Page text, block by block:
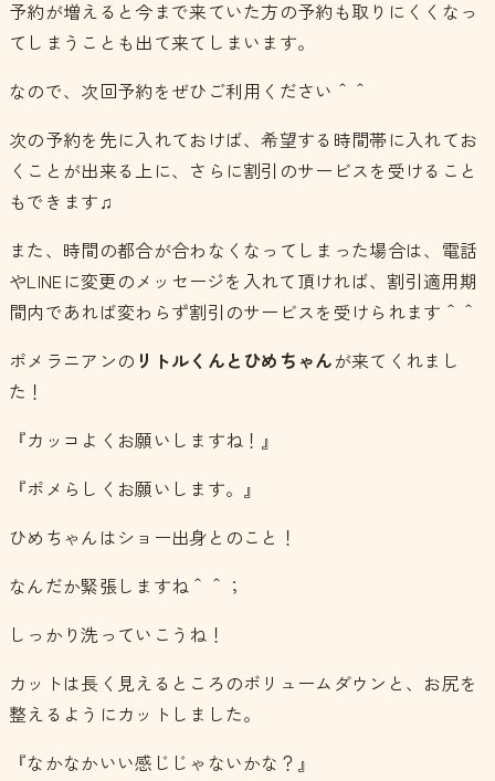
予約が増えると今まで来ていた方の予約も取りにくくなっ
てしまうことも出て来てしまいます。
なので、次回予約をぜひご利用ください＾＾
次の予約を先に入れておけば、希望する時間帯に入れてお
くことが出来る上に、さらに割引のサービスを受けること
もできます♫
また、時間の都合が合わなくなってしまった場合は、電話
やLINEに変更のメッセージを入れて頂ければ、割引適用期
間内であれば変わらず割引のサービスを受けられます＾＾
ポメラニアンの リトルくんとひめちゃんが来てくれまし
た！
『カッコよくお願いしますね！』
『ポメらしくお願いします。』
ひめちゃんはショー出身とのこと！
なんだか緊張しますね＾＾；
しっかり洗っていこうね！
カットは長く見えるところのボリュームダウンと、お尻を
整えるようにカットしました。
『なかなかいい感じじゃないかな？』